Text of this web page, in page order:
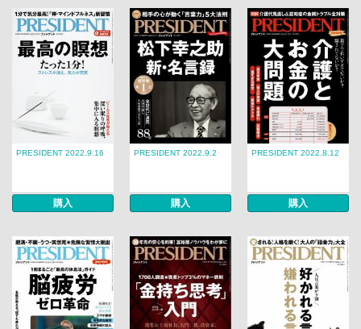
PRESIDENT 2022.9.16
購入
PRESIDENT 2022.9.2
購入
PRESIDENT 2022.8.12
購入